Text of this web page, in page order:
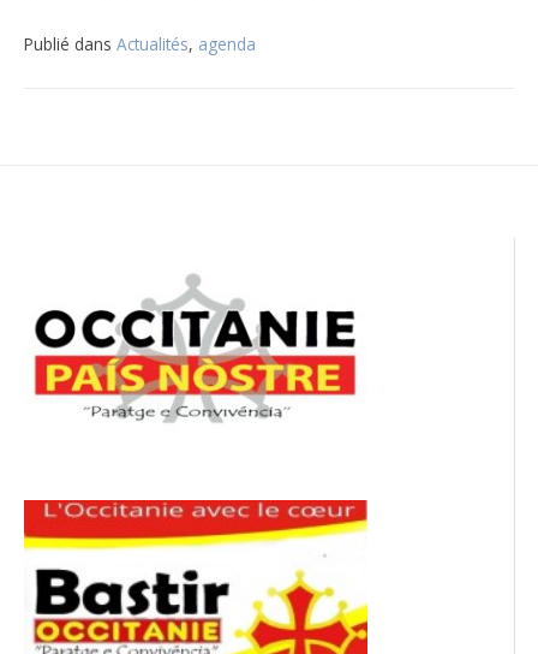
Publié dans Actualités, agenda